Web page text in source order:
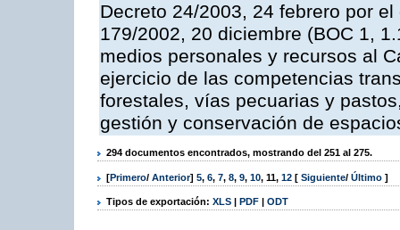
Decreto 24/2003, 24 febrero por
179/2002, 20 diciembre (BOC 1,
medios personales y recursos al
ejercicio de las competencias
forestales, vías pecuarias y
gestión y conservación de
294 documentos encontrados, mostrando del 251 al 275.
[Primero/ Anterior] 5, 6, 7, 8, 9, 10, 11, 12 [ Siguiente/ Último ]
Tipos de exportación: XLS | PDF | ODT